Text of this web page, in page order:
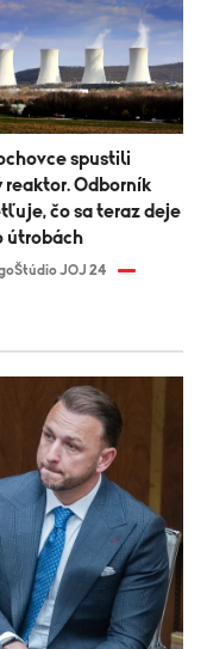
Odborník
čo sa teraz deje
útrobách
Štúdio JOJ 24